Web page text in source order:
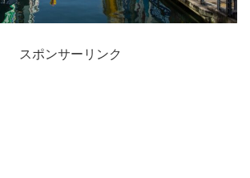
スポンサーリンク